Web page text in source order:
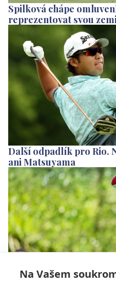
Na Vašem
Spilková chápe
reprezentovat svou
Další odpadlík pro Rio.
ani Matsuyama